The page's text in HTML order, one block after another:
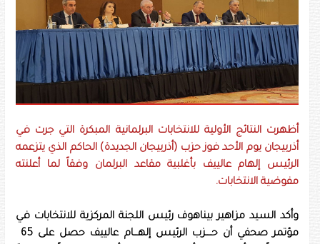
أظهرت النتائج الأولية للانتخابات البرلمانية المبكرة التي جرت في
أذربيجان يوم الأحد فوز حزب (أذربيجان الجديدة) الحاكم الذي يتزعمه
الرئيس إلهام عالييف بأغلبية مقاعد البرلمان وفقاً لما أعلنته
مفوضية الانتخابات.
وأكد السيد مزاهير بيناهوف رئيس اللجنة المركزية للانتخابات في